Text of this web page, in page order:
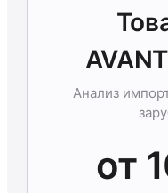
Анализ
от